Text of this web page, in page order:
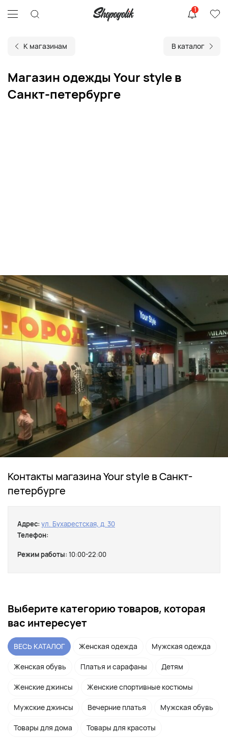
1
К магазинам В каталог
Магазин одежды Your style в
Санкт-петербурге
Контакты магазина Your style в Санкт-
петербурге
Адрес: ул. Бухарестская, д. 30
Телефон:
Режим работы: 10:00-22:00
Выберите категорию товаров, которая
вас интересует
ВЕСЬ КАТАЛОГ Женская одежда Мужская одежда
Женская обувь Платья и сарафаны Детям
Женские джинсы Женские спортивные костюмы
Мужские джинсы Вечерние платья Мужская обувь
Товары для дома Товары для красоты